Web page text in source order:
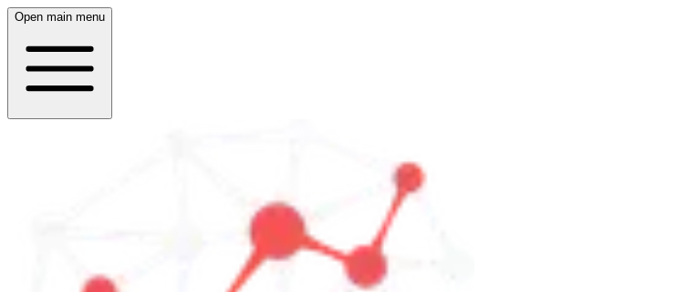
Open main menu